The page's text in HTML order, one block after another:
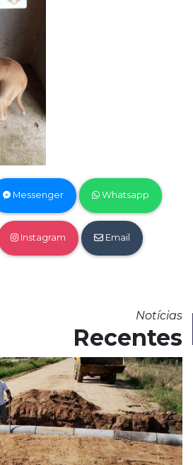
Messenger Whatsapp
Instagram Email
Notícias
Recentes